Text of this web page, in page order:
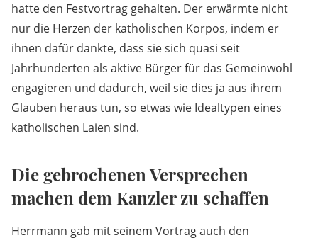
hatte den Festvortrag gehalten. Der erwärmte nicht
nur die Herzen der katholischen Korpos, indem er
ihnen dafür dankte, dass sie sich quasi seit
Jahrhunderten als aktive Bürger für das Gemeinwohl
engagieren und dadurch, weil sie dies ja aus ihrem
Glauben heraus tun, so etwas wie Idealtypen eines
katholischen Laien sind.
Die gebrochenen Versprechen
machen dem Kanzler zu schaffen
Herrmann gab mit seinem Vortrag auch den